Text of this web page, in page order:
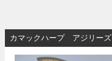
カマックハープ アジリーズ